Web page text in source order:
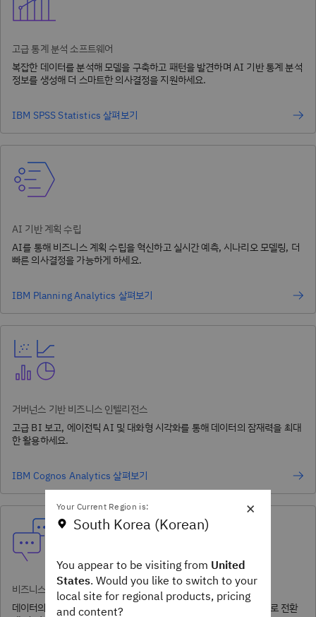
고급 통계 분석 소프트웨어
복잡한 데이터를 분석해 모델을 구축하고 패턴을 발견하며 AI 기반 통계 분석
정보를 생성해 더 스마트한 의사결정을 지원하세요.
IBM SPSS Statistics 살펴보기
AI 기반 계획 수립
AI를 통해 비즈니스 계획 수립을 혁신하고 실시간 예측, 시나리오 모델링, 더
빠른 의사결정을 가능하게 하세요.
IBM Planning Analytics 살펴보기
거버넌스 기반 비즈니스 인텔리전스
고급 BI 보고, 에이전틱 AI 및 대화형 시각화를 통해 데이터의 잠재력을 최대
한 활용하세요.
IBM Cognos Analytics 살펴보기
비즈니스 분석 정보를 위한 AI 에이전트
데이터의 가치를 최대한 활용하고 이를 명확하고 실행 가능한 지침으로 전환
×
Your Current Region is:
South Korea (Korean)
You appear to be visiting from United
States. Would you like to switch to your
local site for regional products, pricing
and content?